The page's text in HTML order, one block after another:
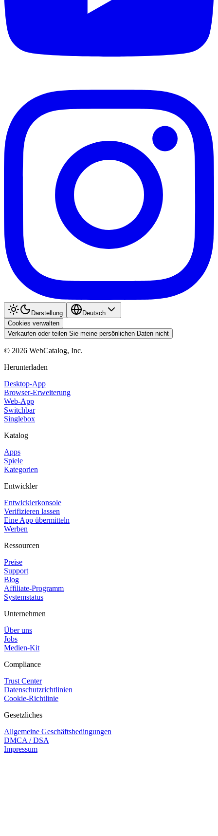
Darstellung
Deutsch
Cookies verwalten
Verkaufen oder teilen Sie meine persönlichen Daten nicht
© 2026 WebCatalog, Inc.
Herunterladen
Desktop-App
Browser-Erweiterung
Web-App
Switchbar
Singlebox
Katalog
Apps
Spiele
Kategorien
Entwickler
Entwicklerkonsole
Verifizieren lassen
Eine App übermitteln
Werben
Ressourcen
Preise
Support
Blog
Affiliate-Programm
Systemstatus
Unternehmen
Über uns
Jobs
Medien-Kit
Compliance
Trust Center
Datenschutzrichtlinien
Cookie-Richtlinie
Gesetzliches
Allgemeine Geschäftsbedingungen
DMCA / DSA
Impressum